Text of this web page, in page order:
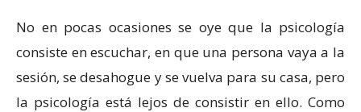
No en pocas ocasiones se oye que la psicología
consiste en escuchar, en que una persona vaya a la
sesión, se desahogue y se vuelva para su casa, pero
la psicología está lejos de consistir en ello. Como